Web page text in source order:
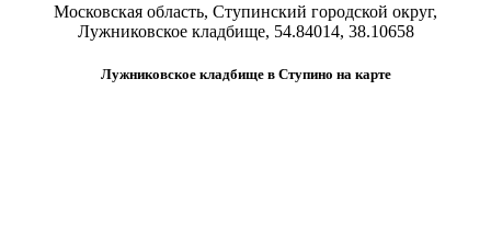
Московская область, Ступинский городской округ,
Лужниковское кладбище, 54.84014, 38.10658
Лужниковское кладбище в Ступино на карте